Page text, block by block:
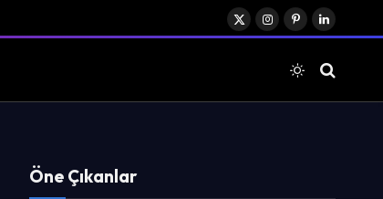
X
Instagram
PinterestLinkedIn
Öne Çıkanlar